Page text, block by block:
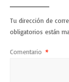
Tu dirección de
obligatorios están
Comentario *